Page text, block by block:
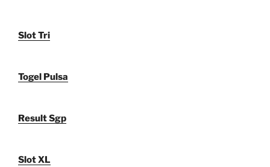
Slot Tri
Togel Pulsa
Result Sgp
Slot XL